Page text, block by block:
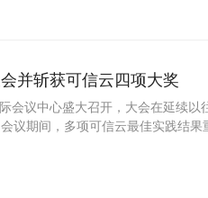
并斩获可信云四项大奖
会议中心盛大召开，大会在延续
议期间，多项可信云最佳实践结